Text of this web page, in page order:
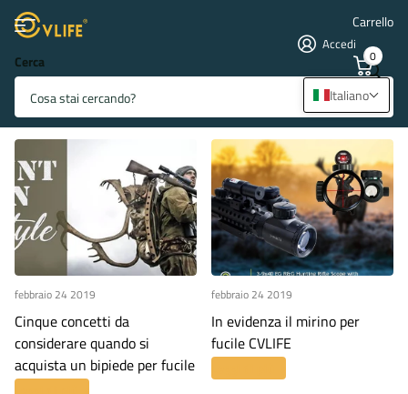
Cerca
Accedi
Carrello
0
Pagina principale
Blog e Notizie
febbraio 24 2019
Cinque concetti da
considerare quando si
acquista un bipiede per fucile
febbraio 24 2019
In evidenza il mirino per
fucile CVLIFE
Italiano